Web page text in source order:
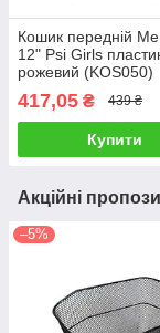
Кошик передній
12" Psi Girls
рожевий (KOS050)
417,05 ₴ 439 ₴
Купити
Акційні
–5%